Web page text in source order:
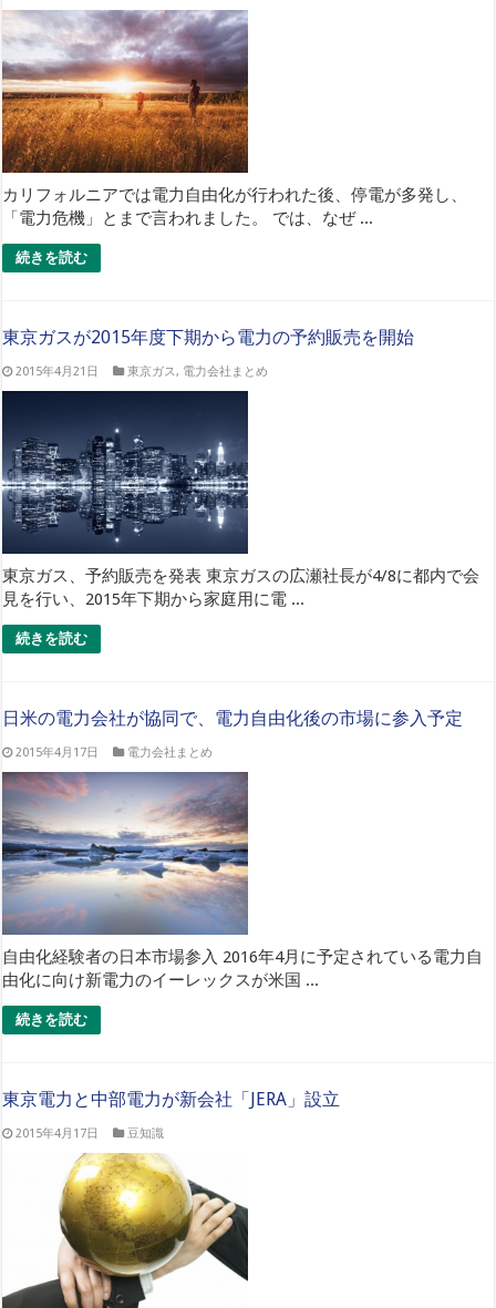
カリフォルニアでは電力自由化が行われた後、停電が多発し、
「電力危機」とまで言われました。 では、なぜ ...
続きを読む
東京ガスが2015年度下期から電力の予約販売を開始
2015年4月21日 東京ガス, 電力会社まとめ
東京ガス、予約販売を発表 東京ガスの広瀬社長が4/8に都内で会
見を行い、2015年下期から家庭用に電 ...
続きを読む
日米の電力会社が協同で、電力自由化後の市場に参入予定
2015年4月17日 電力会社まとめ
自由化経験者の日本市場参入 2016年4月に予定されている電力自
由化に向け新電力のイーレックスが米国 ...
続きを読む
東京電力と中部電力が新会社「JERA」設立
2015年4月17日 豆知識